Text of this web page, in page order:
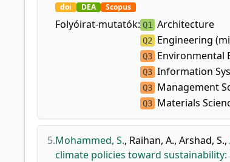
doi DEA Scopus
Folyóirat-mutatók: Q1 Architecture
Q2 Engineering
Q3 Environmental
Q3 Information
Q3 Management
Q3 Materials
5.Mohammed, S., Raihan, A., Arshad, S.,
climate policies toward sustainability: